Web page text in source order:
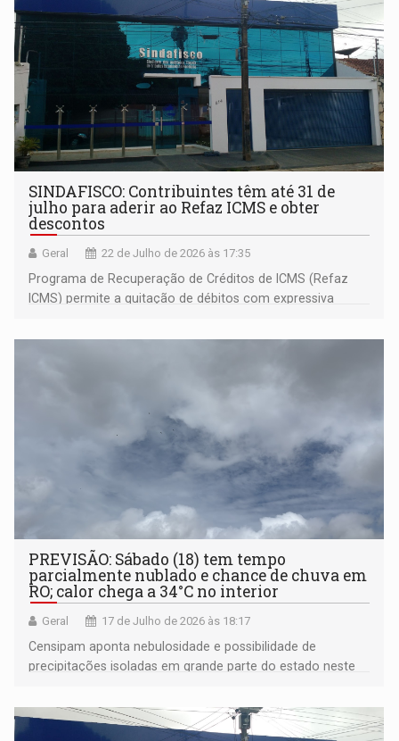
SINDAFISCO: Contribuintes têm até 31 de
julho para aderir ao Refaz ICMS e obter
descontos
Geral 22 de Julho de 2026 às 17:35
Programa de Recuperação de Créditos de ICMS (Refaz
ICMS) permite a quitação de débitos com expressiva
PREVISÃO: Sábado (18) tem tempo
parcialmente nublado e chance de chuva em
RO; calor chega a 34°C no interior
Geral 17 de Julho de 2026 às 18:17
Censipam aponta nebulosidade e possibilidade de
precipitações isoladas em grande parte do estado neste